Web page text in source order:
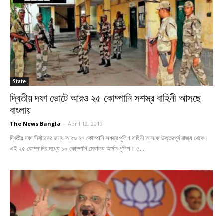
State
দ্বিতীয় দফা ভোটে আরও ২৫ কোম্পানি সশস্ত্র বাহিনী আসছে
বাংলায়
The News Bangla - April 12, 2019
দ্বিতীয় দফা নির্বাচনের জন্য আরও ২৫ কোম্পানি সশস্ত্র পুলিশ বাহিনী আসছে উত্তরপূর্ব রাজ্য থেকে।
এই ২৫ কোম্পানির মধ্যে ১০ কোম্পানি মেঘালয় আর্মড পুলিশ। ৫...